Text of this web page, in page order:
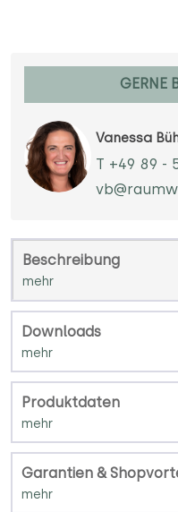
GERNE
Vanessa
T +49 89 -
Beschreibung
Downloads
Produktdaten
Garantien &